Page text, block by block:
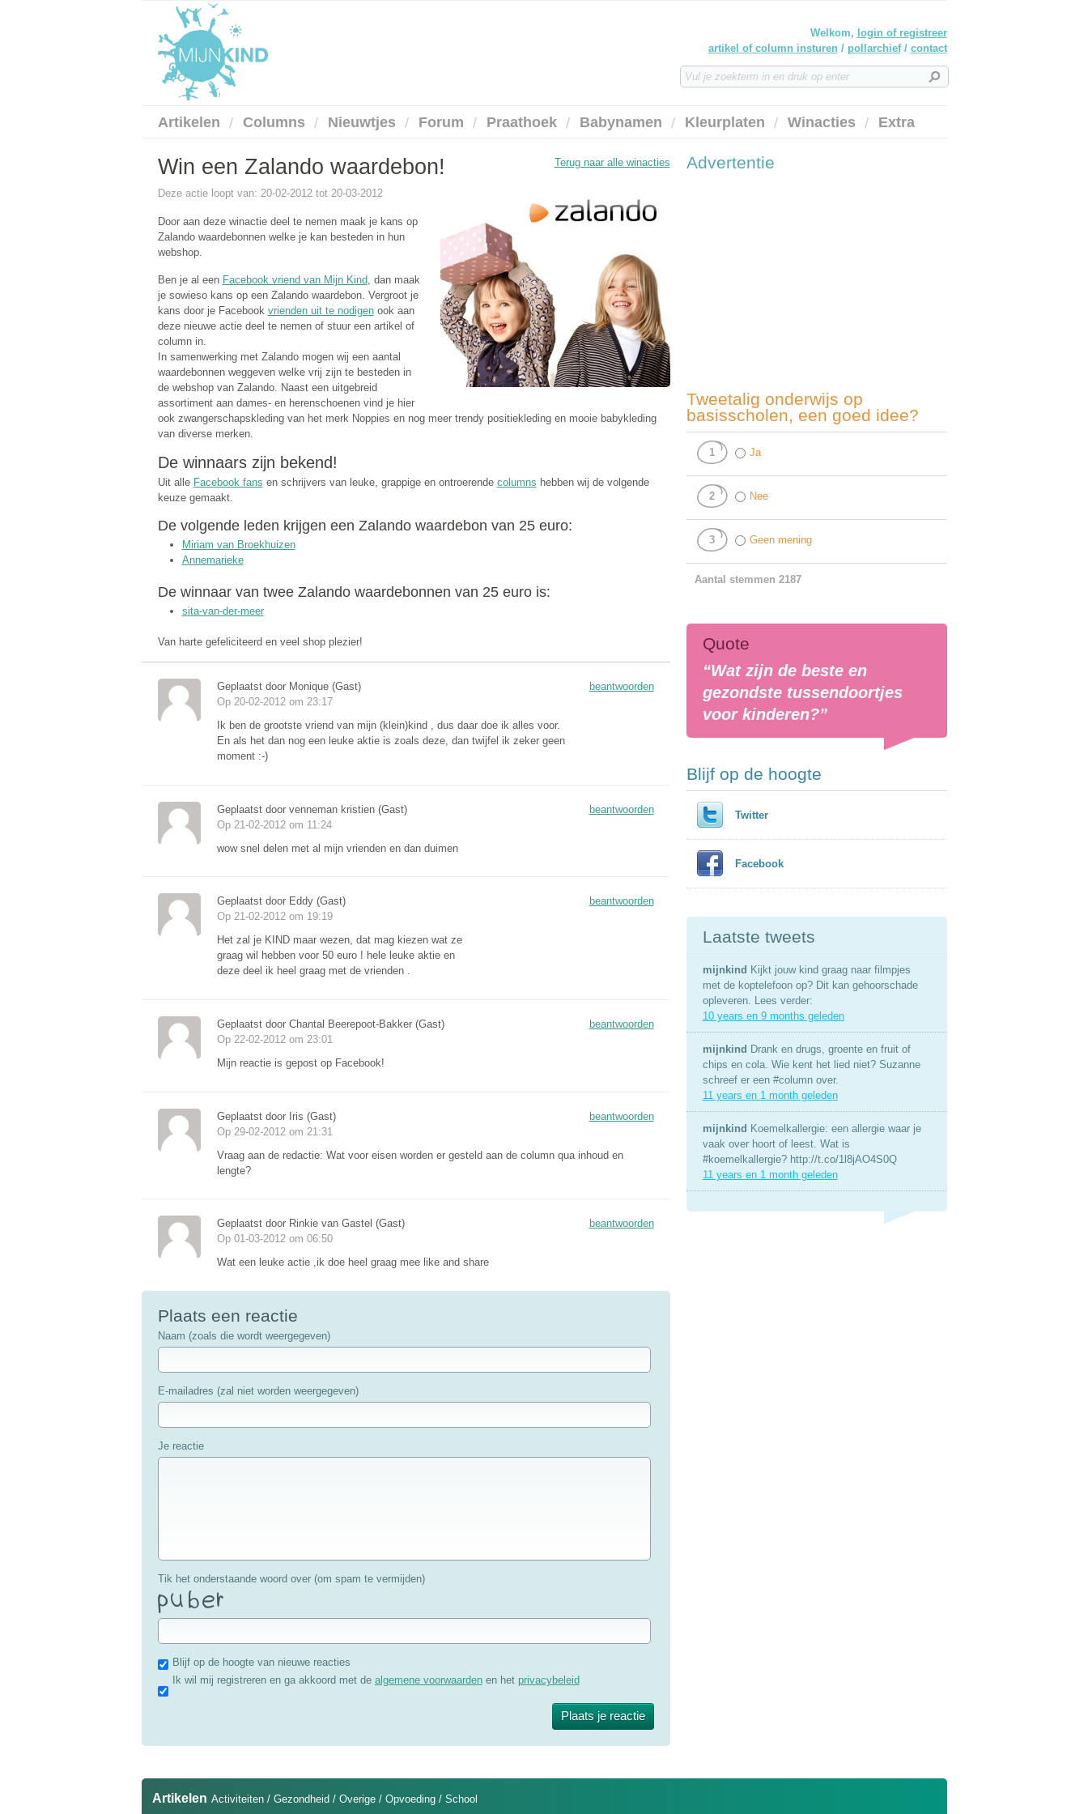
Welkom, login of registreer
artikel of column insturen / pollarchief/ contact
Artikelen Columns Nieuwtjes Forum Praathoek Babynamen Kleurplaten Winacties Extra
Terug naar alle winacties
Win een Zalando waardebon!
Deze actie loopt van: 20-02-2012 tot 20-03-2012
Door aan deze winactie deel te nemen maak je kans op
Zalando waardebonnen welke je kan besteden in hun
webshop.
Ben je al een Facebook vriend van Mijn Kind, dan maak
je sowieso kans op een Zalando waardebon. Vergroot je
kans door je Facebook vrienden uit te nodigenook aan
deze nieuwe actie deel te nemen of stuur een artikel of
column in.
In samenwerking met Zalando mogen wij een aantal
waardebonnen weggeven welke vrij zijn te besteden in
de webshop van Zalando. Naast een uitgebreid
assortiment aan dames- en herenschoenen vind je hier
ook zwangerschapskleding van het merk Noppies en nog meer trendy positiekleding en mooie babykleding
van diverse merken.
De winnaars zijn bekend!
Uit alle Facebook fans en schrijvers van leuke, grappige en ontroerende columns hebben wij de volgende
keuze gemaakt.
De volgende leden krijgen een Zalando waardebon van 25 euro:
Miriam van Broekhuizen
Annemarieke
De winnaar van twee Zalando waardebonnen van 25 euro is:
sita-van-der-meer
Van harte gefeliciteerd en veel shop plezier!
beantwoorden
Geplaatst door Monique (Gast)
Op 20-02-2012 om 23:17
Ik ben de grootste vriend van mijn (klein)kind , dus daar doe ik alles voor.
En als het dan nog een leuke aktie is zoals deze, dan twijfel ik zeker geen
moment :-)
beantwoorden
Geplaatst door venneman kristien (Gast)
Op 21-02-2012 om 11:24
wow snel delen met al mijn vrienden en dan duimen
beantwoorden
Geplaatst door Eddy (Gast)
Op 21-02-2012 om 19:19
Het zal je KIND maar wezen, dat mag kiezen wat ze
graag wil hebben voor 50 euro ! hele leuke aktie en
deze deel ik heel graag met de vrienden .
beantwoorden
Geplaatst door Chantal Beerepoot-Bakker (Gast)
Op 22-02-2012 om 23:01
Mijn reactie is gepost op Facebook!
beantwoorden
Geplaatst door Iris (Gast)
Op 29-02-2012 om 21:31
Vraag aan de redactie: Wat voor eisen worden er gesteld aan de column qua inhoud en
lengte?
beantwoorden
Geplaatst door Rinkie van Gastel (Gast)
Op 01-03-2012 om 06:50
Wat een leuke actie ,ik doe heel graag mee like and share
Plaats een reactie
Naam (zoals die wordt weergegeven)
E-mailadres (zal niet worden weergegeven)
Je reactie
Tik het onderstaande woord over (om spam te vermijden)
Blijf op de hoogte van nieuwe reacties
Ik wil mij registreren en ga akkoord met de algemene voorwaardenen het privacybeleid
Advertentie
Tweetalig onderwijs op
basisscholen, een goed idee?
1 Ja
2 Nee
3 Geen mening
Aantal stemmen 2187
Quote
“Wat zijn de beste en
gezondste tussendoortjes
voor kinderen?”
Blijf op de hoogte
Twitter
Facebook
Laatste tweets
mijnkind Kijkt jouw kind graag naar filmpjes
met de koptelefoon op? Dit kan gehoorschade
opleveren. Lees verder:
10 years en 9 months geleden
mijnkind Drank en drugs, groente en fruit of
chips en cola. Wie kent het lied niet? Suzanne
schreef er een #column over.
11 years en 1 month geleden
mijnkind Koemelkallergie: een allergie waar je
vaak over hoort of leest. Wat is
#koemelkallergie? http://t.co/1l8jAO4S0Q
11 years en 1 month geleden
Artikelen Activiteiten/ Gezondheid / Overige/ Opvoeding/ School